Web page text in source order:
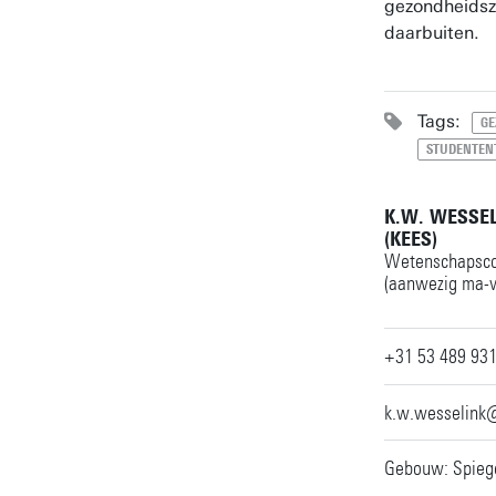
daarbuiten.
Tags:
K.W.
(KEES)
(aanwezig ma-
+31 53 489
Gebouw: